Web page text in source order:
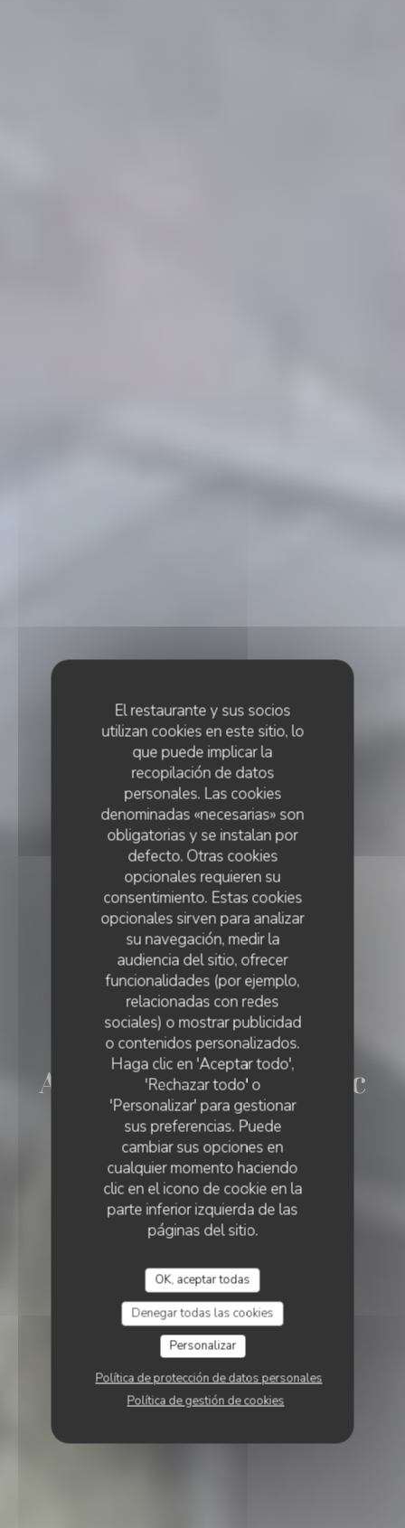
El restaurante y sus socios
utilizan cookies en este sitio, lo
que puede implicar la
recopilación de datos
personales. Las cookies
denominadas «necesarias» son
obligatorias y se instalan por
defecto. Otras cookies
opcionales requieren su
consentimiento. Estas cookies
opcionales sirven para analizar
su navegación, medir la
audiencia del sitio, ofrecer
funcionalidades (por ejemplo,
relacionadas con redes
sociales) o mostrar publicidad
o contenidos personalizados.
Haga clic en 'Aceptar todo',
'Rechazar todo' o
'Personalizar' para gestionar
sus preferencias. Puede
cambiar sus opciones en
cualquier momento haciendo
clic en el icono de cookie en la
parte inferior izquierda de las
páginas del sitio.
OK, aceptar todas
Denegar todas las cookies
Personalizar
Política de protección de datos personales
Política de gestión de cookies
HELADERÍA
Auberge du Pont D'Arc
AUBERGE DU PONT D'ARC